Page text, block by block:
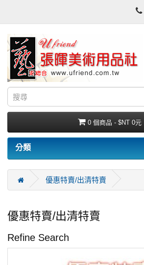
0 個商品 - $NT 0元
分類
優惠特賣/出清特賣
優惠特賣/出清特賣
Refine Search